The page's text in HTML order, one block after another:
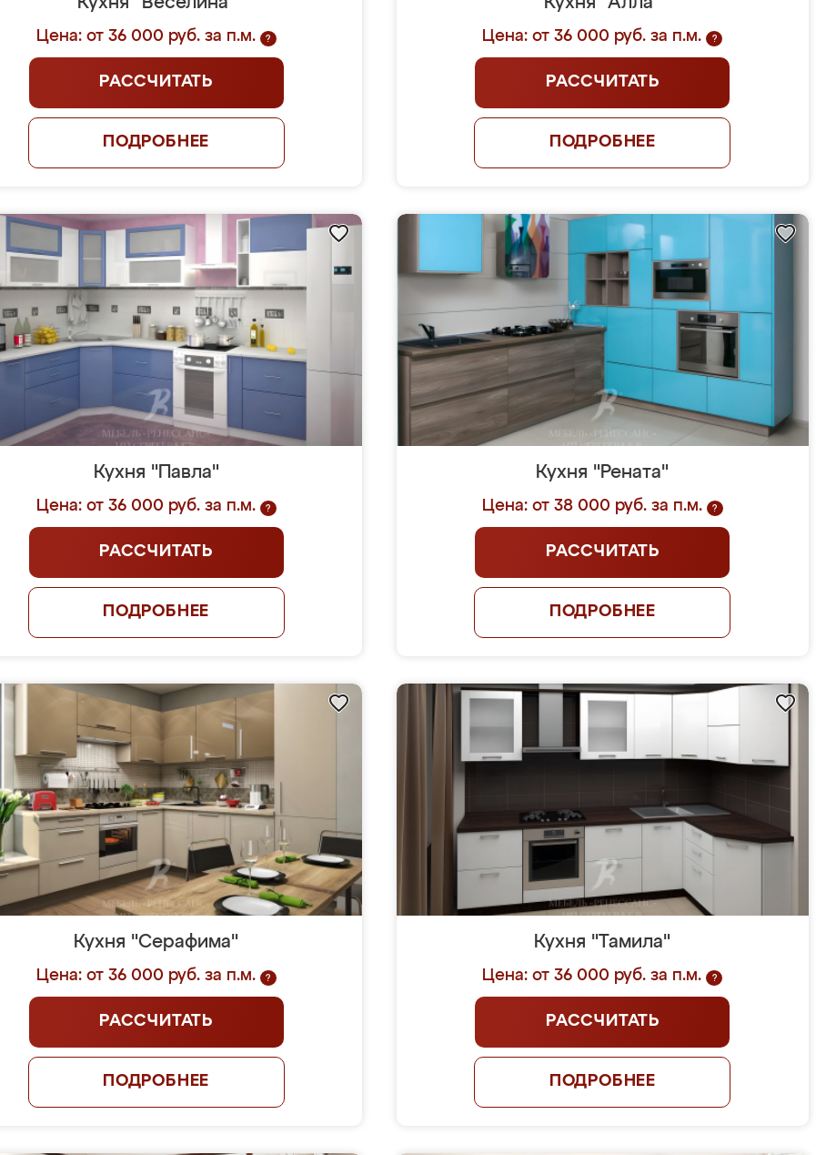
Цена: от 36 000 руб. за п.м. ?
РАССЧИТАТЬ
ПОДРОБНЕЕ
Цена: от 36 000 руб. за п.м. ?
РАССЧИТАТЬ
ПОДРОБНЕЕ
Кухня "Павла"
Цена: от 36 000 руб. за п.м. ?
РАССЧИТАТЬ
ПОДРОБНЕЕ
Кухня "Рената"
Цена: от 38 000 руб. за п.м. ?
РАССЧИТАТЬ
ПОДРОБНЕЕ
Кухня "Серафима"
Цена: от 36 000 руб. за п.м. ?
РАССЧИТАТЬ
ПОДРОБНЕЕ
Кухня "Тамила"
Цена: от 36 000 руб. за п.м. ?
РАССЧИТАТЬ
ПОДРОБНЕЕ